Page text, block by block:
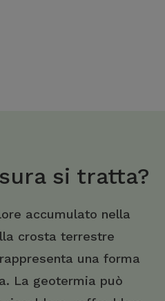
si tratta?
accumulato nella
crosta terrestre
una forma
La geotermia può